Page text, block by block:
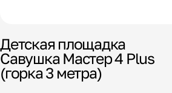
Детская площадка
Савушка Мастер 4 Plus
(горка 3 метра)